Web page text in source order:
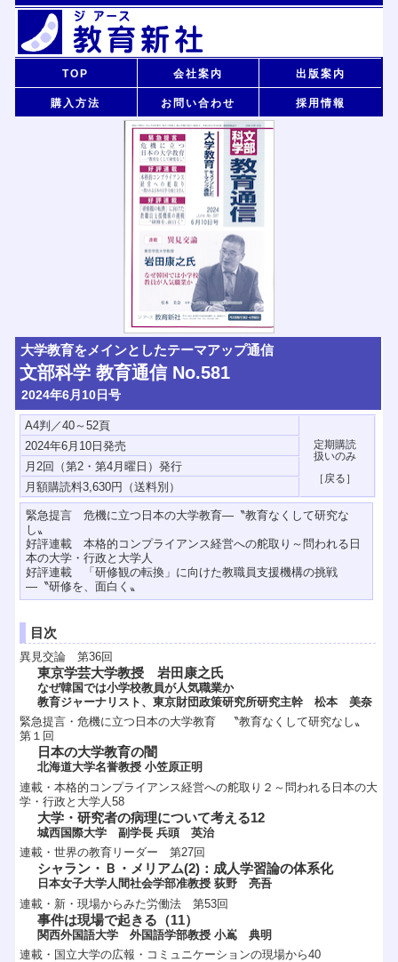
TOP 会社案内 出版案内
購入方法 お問い合わせ 採用情報
大学教育をメインとしたテーマアップ通信
文部科学 教育通信 No.581
2024年6月10日号
A4判／40～52頁
2024年6月10日発売
月2回（第2・第4月曜日）発行
緊急提言 危機に立つ日本の大学教育―〝教育なくして研究な
し〟
好評連載 本格的コンプライアンス経営への舵取り～問われる日
本の大学・行政と大学人
好評連載 「研修観の転換」に向けた教職員支援機構の挑戦
―〝研修を、面白く〟
目次
異見交論 第36回
東京学芸大学教授 岩田康之氏
なぜ韓国では小学校教員が人気職業か
教育ジャーナリスト、東京財団政策研究所研究主幹 松本 美奈
緊急提言・危機に立つ日本の大学教育 〝教育なくして研究なし〟
第１回
日本の大学教育の闇
北海道大学名誉教授 小笠原正明
連載・本格的コンプライアンス経営への舵取り２～問われる日本の大
学・行政と大学人58
大学・研究者の病理について考える12
城西国際大学 副学長 兵頭 英治
連載・世界の教育リーダー 第27回
シャラン・Ｂ・メリアム(2)：成人学習論の体系化
日本女子大学人間社会学部准教授 荻野 亮吾
連載・新・現場からみた労働法 第53回
事件は現場で起きる（11）
関西外国語大学 外国語学部教授 小嶌 典明
連載・国立大学の広報・コミュニケーションの現場から40